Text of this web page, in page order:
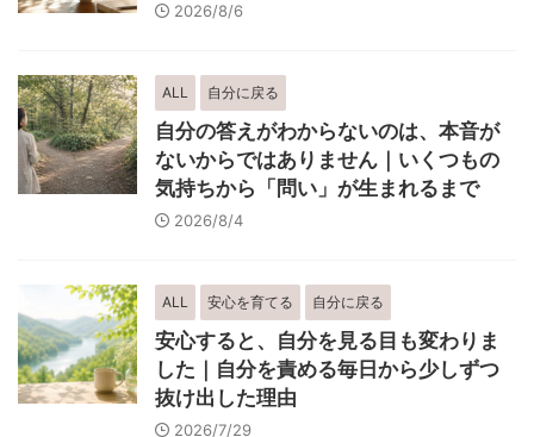
2026/8/6
ALL 自分に戻る
自分の答えがわからないのは、本音が
ないからではありません｜いくつもの
気持ちから「問い」が生まれるまで
2026/8/4
ALL 安心を育てる 自分に戻る
安心すると、自分を見る目も変わりま
した｜自分を責める毎日から少しずつ
抜け出した理由
2026/7/29